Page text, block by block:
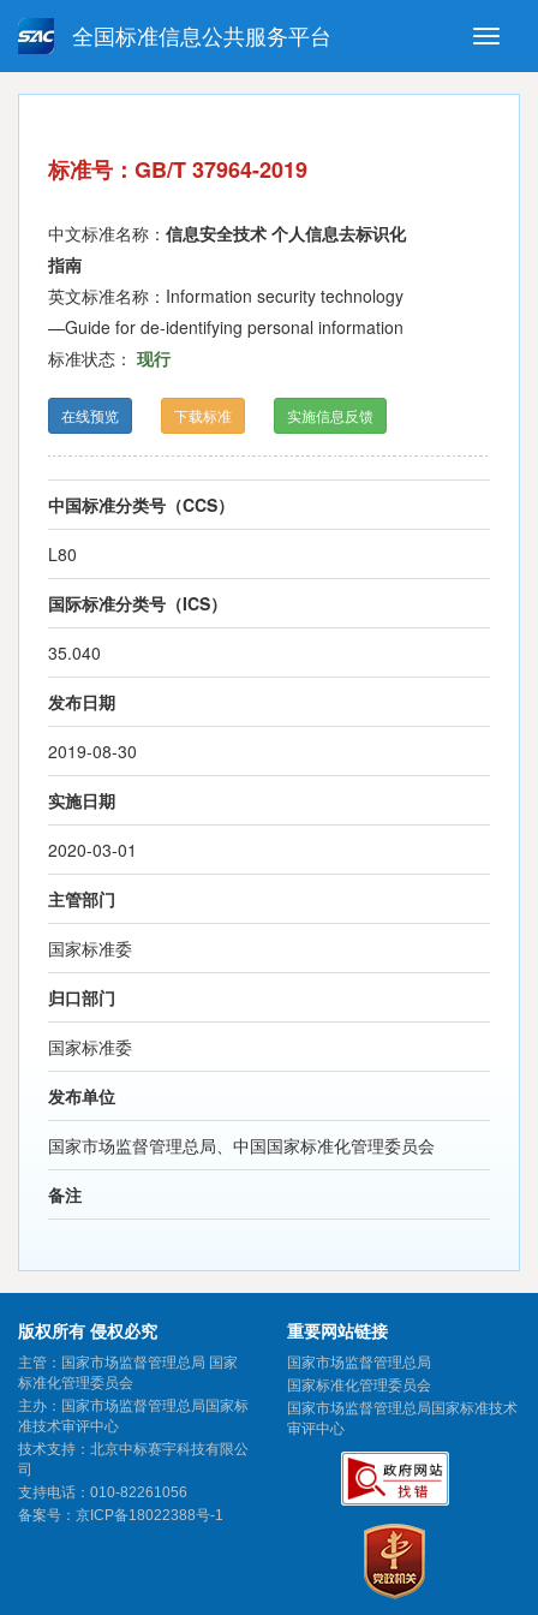
Toggle
全国标准信息公共服务平台
强制性国家标准 推荐性国家标准
指导性技术文件 (National standards in foreign
标准号：GB/T 37964-2019
中文标准名称： 信息安全技术 个人信息去标识化
指南
英文标准名称：Information security technology
—Guide for de-identifying personal information
标准状态： 现行
在线预览 下载标准 实施信息反馈
中国标准分类号（CCS）
L80
国际标准分类号（ICS）
35.040
发布日期
2019-08-30
实施日期
2020-03-01
主管部门
国家标准委
归口部门
国家标准委
发布单位
国家市场监督管理总局、中国国家标准化管理委员会
备注
版权所有 侵权必究
主管：国家市场监督管理总局 国家
标准化管理委员会
主办：国家市场监督管理总局国家标
准技术审评中心
技术支持：北京中标赛宇科技有限公
司
支持电话：010-82261056
备案号： 京ICP备18022388号-1
重要网站链接
国家市场监督管理总局
国家标准化管理委员会
国家市场监督管理总局国家标准技术
审评中心